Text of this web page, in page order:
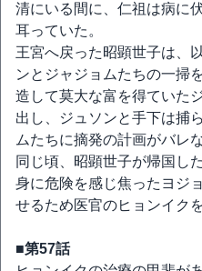
清にいる間に、仁祖は病に
耳っていた。
王宮へ戻った昭顕世子は、
ンとジャジョムたちの一掃
造して莫大な富を得ていた
出し、ジュソンと手下は捕
ムたちに摘発の計画がバレ
同じ頃、昭顕世子が帰国し
身に危険を感じ焦ったヨジ
せるため医官のヒョンイク
■第57話